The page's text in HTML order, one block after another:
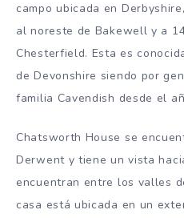
campo ubicada en
al noreste de Bakewell y a
Chesterfield. Esta es
de Devonshire siendo por
familia Cavendish desde el
Chatsworth House se
Derwent y tiene un vista
encuentran entre los valles
casa está ubicada en un